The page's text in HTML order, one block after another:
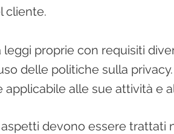
cliente.
leggi proprie con requisiti
delle politiche sulla
alle sue attività e
devono essere trattati